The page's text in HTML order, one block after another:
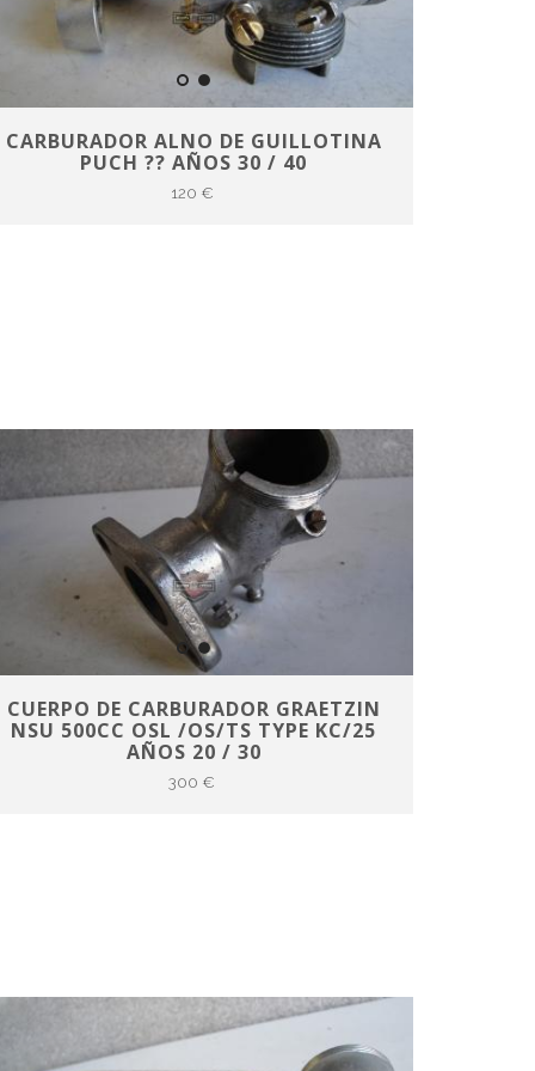
CARBURADOR ALNO DE GUILLOTINA
PUCH ?? AÑOS 30 / 40
120 €
CUERPO DE CARBURADOR GRAETZIN
NSU 500CC OSL /OS/TS TYPE KC/25
AÑOS 20 / 30
300 €